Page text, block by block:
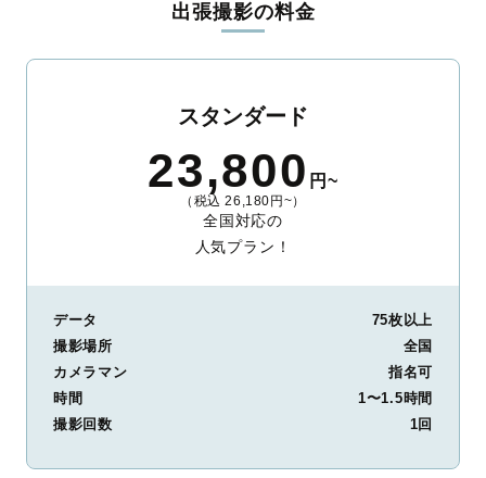
出張撮影の料金
スタンダード
23,800 円~
（税込 26,180円~）
全国対応の
人気プラン！
データ
75枚以上
撮影場所
全国
カメラマン
指名可
時間
1〜1.5時間
撮影回数
1回